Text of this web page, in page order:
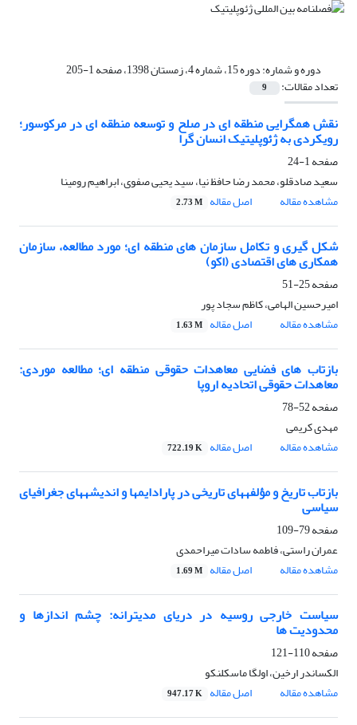
دوره و شماره:دوره 15، شماره 4، زمستان 1398، صفحه 1-205
تعداد مقالات: 9
نقش همگرایی منطقه ای در صلح و توسعه منطقه ای در مرکوسور؛
رویکردی به ژئوپلیتیک انسان گرا
صفحه1-24
سعید صادقلو، محمد رضا حافظ نیا، سید یحیی صفوی، ابراهیم رومینا
مشاهده مقاله
اصل مقاله 2.73 M
شکل گیری و تکامل سازمان های منطقه ای؛ مورد مطالعه، سازمان
همکاری های اقتصادی (اکو)
صفحه25-51
امیرحسین الهامی، کاظم سجاد پور
مشاهده مقاله
اصل مقاله 1.63 M
بازتاب های فضایی معاهدات حقوقی منطقه ای؛ مطالعه موردی:
معاهدات حقوقی اتحادیه اروپا
صفحه52-78
مهدی کریمی
مشاهده مقاله
اصل مقاله 722.19 K
بازتاب تاریخ و مؤلفه‎های تاریخی در‎ پارادایم‏ها و اندیشه‏های جغرافیای
سیاسی
صفحه79-109
عمران راستی، فاطمه سادات میراحمدی
مشاهده مقاله
اصل مقاله 1.69 M
سیاست خارجی روسیه در دریای مدیترانه: چشم اندازها و
محدودیت ها
صفحه110-121
الکساندر ارخین، اولگا ماسکلنکو
مشاهده مقاله
اصل مقاله 947.17 K